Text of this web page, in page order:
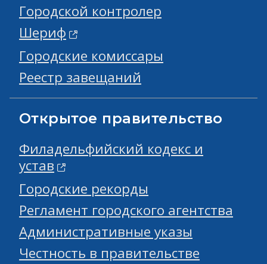
Городской контролер
Шериф
Городские комиссары
Реестр завещаний
Открытое правительство
Филадельфийский кодекс и
устав
Городские рекорды
Регламент городского агентства
Административные указы
Честность в правительстве